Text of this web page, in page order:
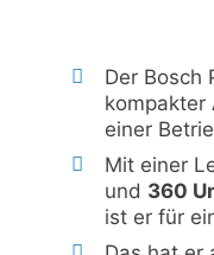
Der Bosch
kompakter
einer
Mit einer
und 360
ist er für